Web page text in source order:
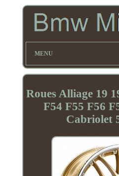
MENU
Roues Alliage 19
F54 F55 F56
Cabriolet